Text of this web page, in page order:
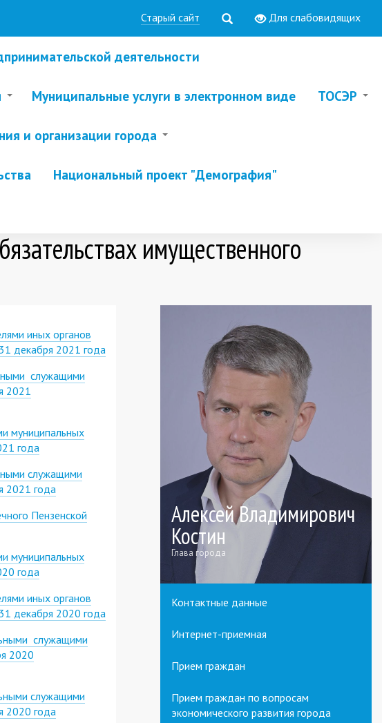
Старый сайт Для слабовидящих
деятельности
Муниципальные услуги в электронном виде ТОСЭР
и организации города
Национальный проект "Демография"
имущественного
иных органов
декабря 2021 года
служащими
2021
муниципальных
года
служащими
2021 года
Пензенской
муниципальных
года
иных органов
декабря 2020 года
служащими
2020
служащими
2020 года
Алексей Владимирович
Костин
Глава города
Контактные данные
Интернет-приемная
Прием граждан
Прием граждан по вопросам
экономического развития города